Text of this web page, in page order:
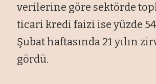
verilerine göre sektörde
ticari kredi faizi ise yüzde
Şubat haftasında 21 yılın
gördü.